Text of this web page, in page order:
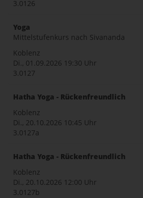
3.0126
Yoga
Mittelstufenkurs nach Sivananda
Koblenz
Di., 01.09.2026 19:30 Uhr
3.0127
Hatha Yoga - Rückenfreundlich
Koblenz
Di., 20.10.2026 10:45 Uhr
3.0127a
Hatha Yoga - Rückenfreundlich
Koblenz
Di., 20.10.2026 12:00 Uhr
3.0127b